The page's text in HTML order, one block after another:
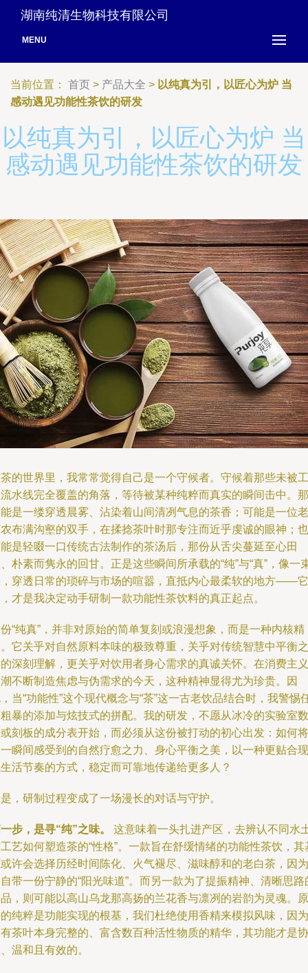
湖南纯清生物科技有限公司
MENU
当前位置： 首页 > 产品大全 > 以纯真为引，以匠心为炉 当
感动遇见功能性茶饮的研发
以纯真为引，以匠心为炉 当
感动遇见功能性茶饮的研发
的世界里，我常常觉得自己是一个守候者。守候着那些未被工
水线完全覆盖的角落，等待被某种纯粹而真实的瞬间击中。那
是一缕穿透晨雾、沾染着山间清冽气息的茶香；可能是一位老
布满沟壑的双手，在揉捻茶叶时那专注而近乎虔诚的眼神；也
是轻啜一口传统古法制作的茶汤后，那份从舌尖蔓延至心田
朴素而隽永的回甘。正是这些瞬间所承载的“纯”与“真”，像一
穿透日常的琐碎与市场的喧嚣，直抵内心最柔软的地方——它
才是我决定动手研制一款功能性茶饮料的真正起点。
“纯真”，并非对原始的简单复刻或浪漫想象，而是一种内核精
它关乎对自然原料本味的极致尊重，关乎对传统智慧中平衡之
深刻理解，更关乎对饮用者身心需求的真诚关怀。在消费主义
不断制造焦虑与伪需求的今天，这种精神显得尤为珍贵。因
当“功能性”这个现代概念与“茶”这一古老饮品结合时，我警惕
暴的添加与炫技式的拼配。我的研发，不愿从冰冷的实验室数
刻板的成分表开始，而必须从这份被打动的初心出发：如何将
瞬间感受到的自然疗愈之力、身心平衡之美，以一种更贴合现
活节奏的方式，稳定而可靠地传递给更多人？
，研制过程变成了一场漫长的对话与守护。
步，是寻“纯”之味。
这意味着一头扎进产区，去辨认不同水
艺如何塑造茶的“性格”。一款旨在舒缓情绪的功能性茶饮，其
许会选择历经时间陈化、火气褪尽、滋味醇和的老白茶，因为
带一份宁静的“阳光味道”。而另一款为了提振精神、清晰思路
，则可能以高山乌龙那高扬的兰花香与凛冽的岩韵为灵魂。原
纯粹是功能实现的根基，我们杜绝使用香精来模拟风味，因为
茶叶本身完整的、富含数百种活性物质的精华，其功能才是协
温和且有效的。